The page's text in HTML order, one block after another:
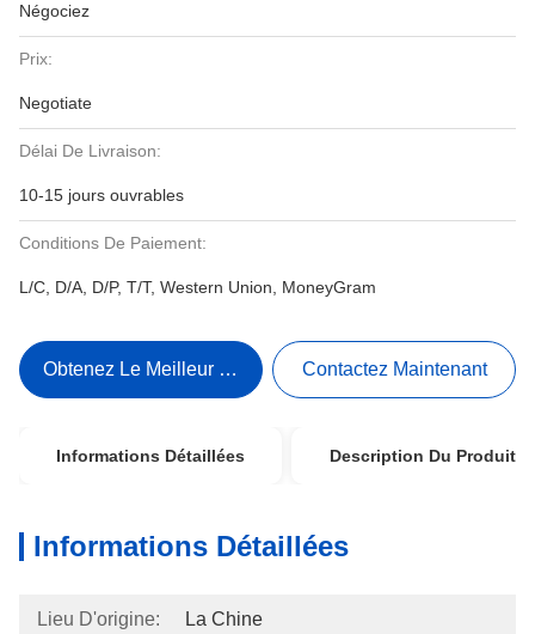
Négociez
Prix:
Negotiate
Délai De Livraison:
10-15 jours ouvrables
Conditions De Paiement:
L/C, D/A, D/P, T/T, Western Union, MoneyGram
Obtenez Le Meilleur Prix Contactez Maintenant
Informations Détaillées Description Du Produit
Informations Détaillées
Lieu D'origine: La Chine